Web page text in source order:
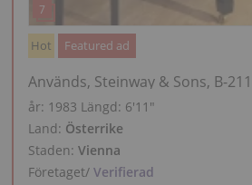
Hot Featured ad
Används, Steinway & Sons, B-211
år: 1983 Längd: 6′11″
Land: Österrike
Staden: Vienna
Företaget/ Verifierad